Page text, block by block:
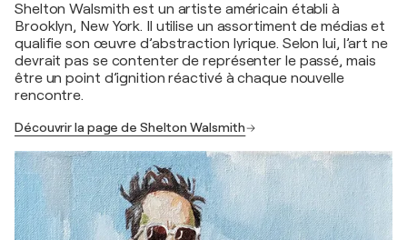
Shelton Walsmith est un artiste américain établi à
Brooklyn, New York. Il utilise un assortiment de médias et
qualifie son œuvre d’abstraction lyrique. Selon lui, l’art ne
devrait pas se contenter de représenter le passé, mais
être un point d’ignition réactivé à chaque nouvelle
rencontre.
Découvrir la page de Shelton Walsmith